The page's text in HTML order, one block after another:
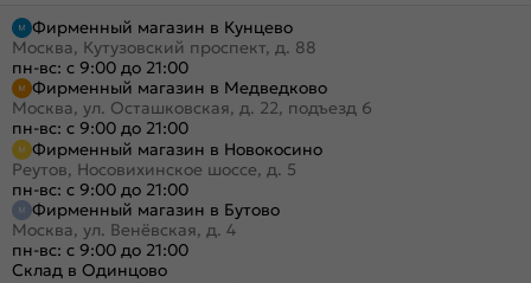
Фирменный магазин в Кунцево
Москва, Кутузовский проспект, д. 88
пн-вс: с 9:00 до 21:00
Фирменный магазин в Медведково
Москва, ул. Осташковская, д. 22, подъезд 6
пн-вс: с 9:00 до 21:00
Фирменный магазин в Новокосино
Реутов, Носовихинское шоссе, д. 5
пн-вс: с 9:00 до 21:00
Фирменный магазин в Бутово
Москва, ул. Венёвская, д. 4
пн-вс: с 9:00 до 21:00
Склад в Одинцово